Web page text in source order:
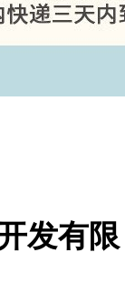
发有限